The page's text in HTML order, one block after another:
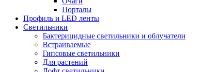
Порталы
Профиль и LED ленты
Светильники
Бактерицидные светильники и облучатели
Встраиваемые
Гипсовые светильники
Для растений